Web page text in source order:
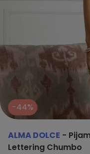
-44%
ALMA DOLCE -
Lettering Chumbo